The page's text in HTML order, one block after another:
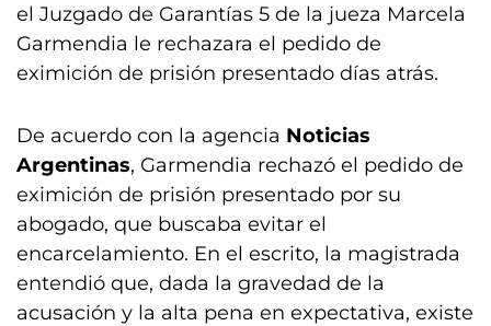
el Juzgado de Garantías 5 de la jueza Marcela
Garmendia le rechazara el pedido de
eximición de prisión presentado días atrás.
De acuerdo con la agencia Noticias
Argentinas, Garmendia rechazó el pedido de
eximición de prisión presentado por su
abogado, que buscaba evitar el
encarcelamiento. En el escrito, la magistrada
entendió que, dada la gravedad de la
acusación y la alta pena en expectativa, existe